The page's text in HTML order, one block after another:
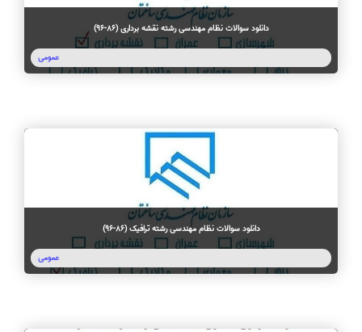
دانلود سوالات نظام مهندسی رشته نقشه برداری (86-96)
عمومی
دانلود سوالات نظام مهندسی رشته ترافیک (86-96)
عمومی